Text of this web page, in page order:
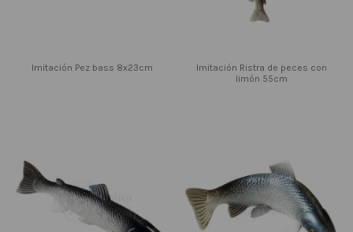
Imitación Pez bass 8x23cm
Imitación Ristra de peces con
limón 55cm